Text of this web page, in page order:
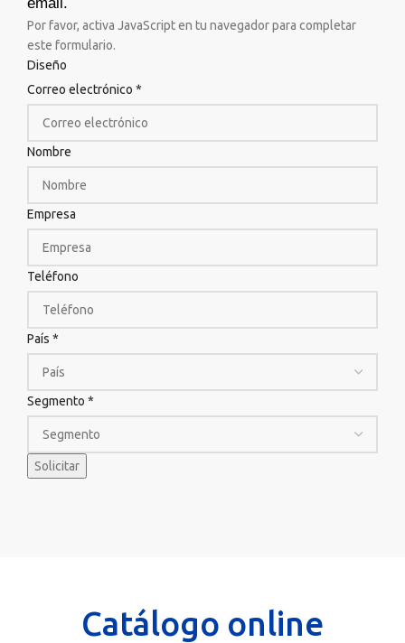
Por favor, activa JavaScript en tu navegador para completar
este formulario.
Diseño
Correo electrónico *
Nombre
Empresa
Teléfono
País *
Segmento *
Solicitar
Catálogo online